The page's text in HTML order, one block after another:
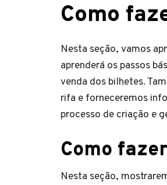
Como
Nesta seção, vamos
aprenderá os passos
venda dos bilhetes.
rifa e forneceremos
processo de criação e
Como
Nesta seção,